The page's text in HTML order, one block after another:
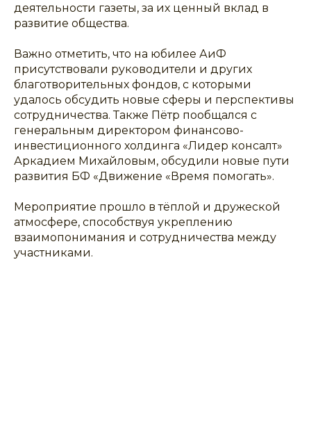
деятельности газеты, за их ценный вклад в
развитие общества.
Важно отметить, что на юбилее АиФ
присутствовали руководители и других
благотворительных фондов, с которыми
удалось обсудить новые сферы и перспективы
сотрудничества. Также Пётр пообщался с
генеральным директором финансово-
инвестиционного холдинга «Лидер консалт»
Аркадием Михайловым, обсудили новые пути
развития БФ «Движение «Время помогать».
Мероприятие прошло в тёплой и дружеской
атмосфере, способствуя укреплению
взаимопонимания и сотрудничества между
участниками.